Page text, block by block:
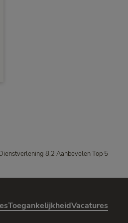
8,2 Aanbevelen Top 5
ToegankelijkheidVacatures